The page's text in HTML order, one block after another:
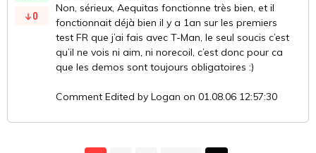
0
Non, sérieux, Aequitas fonctionne très bien, et il
fonctionnait déjà bien il y a 1an sur les premiers
test FR que j’ai fais avec T-Man, le seul soucis c’est
qu’il ne vois ni aim, ni norecoil, c’est donc pour ca
que les demos sont toujours obligatoires :)
Comment Edited by Logan on 01.08.06 12:57:30